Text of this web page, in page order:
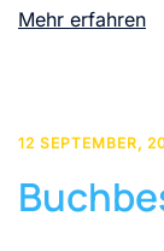
Mehr erfahren
12 SEPTEMBER,